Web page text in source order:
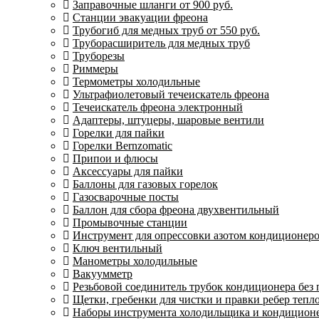
Заправочные шланги от 900 руб.
Станции эвакуации фреона
Трубогиб для медных труб от 550 руб.
Труборасширитель для медных труб
Труборезы
Риммеры
Термометры холодильные
Ультрафиолетовый течеискатель фреона
Течеискатель фреона электронный
Адаптеры, штуцеры, шаровые вентили
Горелки для пайки
Горелки Bernzomatic
Припои и флюсы
Аксессуары для пайки
Баллоны для газовых горелок
Газосварочные посты
Баллон для сбора фреона двухвентильный
Промывочные станции
Инструмент для опрессовки азотом
Ключ вентильный
Манометры холодильные
Вакуумметр
Резьбовой соединитель трубок кондиционера без
Щетки, гребенки для чистки и правки ребер
Наборы инструмента холодильщика и